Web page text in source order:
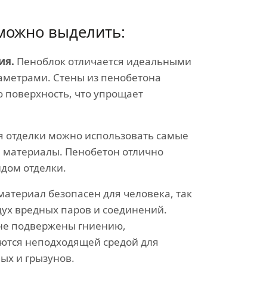
выделить:
Пеноблок отличается идеальными
Стены из пенобетона
что упрощает
отделки можно использовать самые
Пенобетон отлично
отделки.
безопасен для человека, так
вредных паров и соединений.
подвержены гниению,
неподходящей средой для
и грызунов.